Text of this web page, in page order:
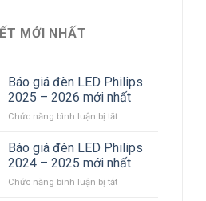
859.100 ₫.
MỚI NHẤT
Báo giá đèn LED Philips
2025 – 2026 mới nhất
Chức năng bình luận bị tắtở
giá
đèn
LED
Philips
Báo giá đèn LED Philips
2024 – 2025 mới nhất
Chức năng bình luận bị tắtở